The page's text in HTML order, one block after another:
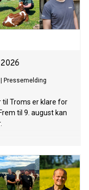
Pressemelding
til Troms er klare for
til 9. august kan